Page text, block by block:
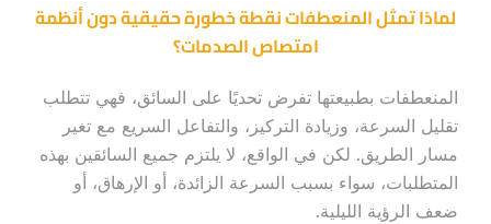
لماذا تمثل المنعطفات نقطة خطورة حقيقية دون أنظمة
امتصاص الصدمات؟
المنعطفات بطبيعتها تفرض تحديًا على السائق، فهي تتطلب
تقليل السرعة، وزيادة التركيز، والتفاعل السريع مع تغير
مسار الطريق. لكن في الواقع، لا يلتزم جميع السائقين بهذه
المتطلبات، سواء بسبب السرعة الزائدة، أو الإرهاق، أو
ضعف الرؤية الليلية.